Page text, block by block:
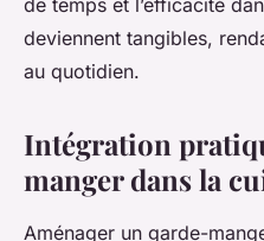
de temps et l’efficacité
deviennent tangibles,
au quotidien.
Intégration
manger dans la
Aménager un garde-